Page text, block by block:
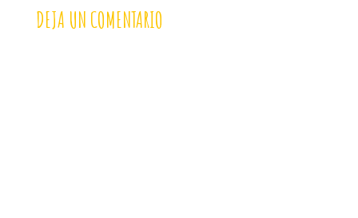
DEJA UN COMENTARIO